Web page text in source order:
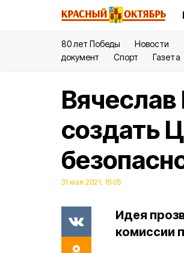
80 лет Победы Новости
документ
Спорт Газета
создать
31 мая 2021, 15:05
Идея
комиссии